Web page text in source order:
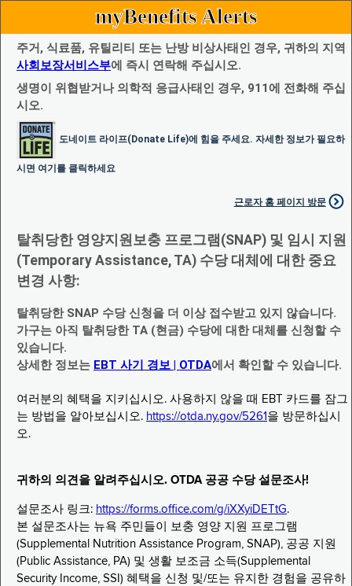
myBenefits Alerts
주거, 식료품, 유틸리티 또는 난방 비상사태인 경우, 귀하의 지역
사회보장서비스부에 즉시 연락해 주십시오.
생명이 위협받거나 의학적 응급사태인 경우, 911에 전화해 주십
시오.
도네이트 라이프(Donate Life)에 힘을 주세요. 자세한 정보가 필요하
시면 여기를 클릭하세요
근로자 홈 페이지 방문
탈취당한 영양지원보충 프로그램(SNAP) 및 임시 지원
(Temporary Assistance, TA) 수당 대체에 대한 중요
변경 사항:
탈취당한 SNAP 수당 신청을 더 이상 접수받고 있지 않습니다.
가구는 아직 탈취당한 TA (현금) 수당에 대한 대체를 신청할 수
있습니다.
상세한 정보는 EBT 사기 경보 | OTDA에서 확인할 수 있습니다.
여러분의 혜택을 지키십시오. 사용하지 않을 때 EBT 카드를 잠그
는 방법을 알아보십시오. https://otda.ny.gov/5261 을 방문하십시
오.
귀하의 의견을 알려주십시오. OTDA 공공 수당 설문조사!
설문조사 링크: https://forms.office.com/g/iXXyiDETtG.
본 설문조사는 뉴욕 주민들이 보충 영양 지원 프로그램
(Supplemental Nutrition Assistance Program, SNAP), 공공 지원
(Public Assistance, PA) 및 생활 보조금 소득(Supplemental
Security Income, SSI) 혜택을 신청 및/또는 유지한 경험을 공유하